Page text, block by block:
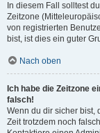
In diesem Fall solltest
Zeitzone
von registrierten
bist, ist dies ein guter
Nach oben
Ich habe die Zeitzone
falsch!
Wenn du dir sicher bist,
Zeit trotzdem noch